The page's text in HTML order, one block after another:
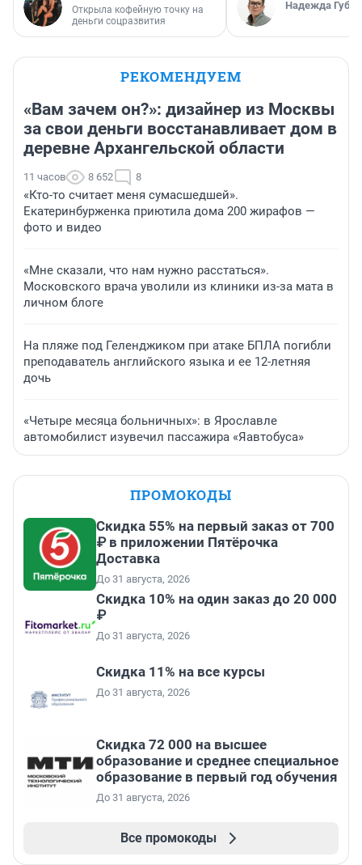
Открыла кофейную точку на
деньги соцразвития
Надежда
РЕКОМЕНДУЕМ
«Вам зачем он?»: дизайнер из Москвы
за свои деньги восстанавливает дом в
деревне Архангельской области
11 часов 8 652 8
«Кто-то считает меня сумасшедшей».
Екатеринбурженка приютила дома 200 жирафов —
фото и видео
«Мне сказали, что нам нужно расстаться».
Московского врача уволили из клиники из-за мата в
личном блоге
На пляже под Геленджиком при атаке БПЛА погибли
преподаватель английского языка и ее 12-летняя
дочь
«Четыре месяца больничных»: в Ярославле
автомобилист изувечил пассажира «Яавтобуса»
ПРОМОКОДЫ
Скидка 55% на первый заказ от 700
₽ в приложении Пятёрочка
Доставка
До 31 августа, 2026
Скидка 10% на один заказ до 20 000
₽
До 31 августа, 2026
Скидка 11% на все курсы
До 31 августа, 2026
Скидка 72 000 на высшее
образование и среднее специальное
образование в первый год обучения
До 31 августа, 2026
Все промокоды